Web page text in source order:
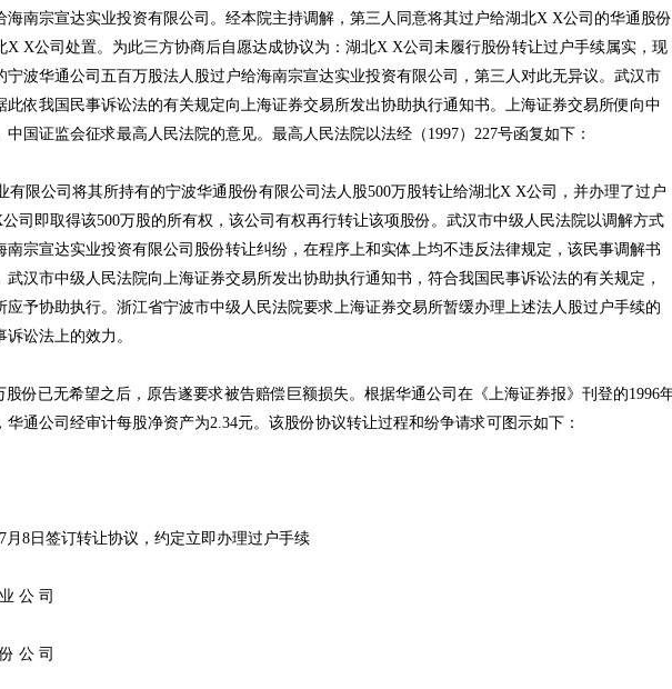
海南宗宣达实业投资有限公司。经本院主持调解，第三人同意将其过户给湖北X X公司的华通股份
X X公司处置。为此三方协商后自愿达成协议为：湖北X X公司未履行股份转让过户手续属实，现
宁波华通公司五百万股法人股过户给海南宗宣达实业投资有限公司，第三人对此无异议。武汉市
此依我国民事诉讼法的有关规定向上海证券交易所发出协助执行通知书。上海证券交易所便向中
中国证监会征求最高人民法院的意见。最高人民法院以法经（1997）227号函复如下：
限公司将其所持有的宁波华通股份有限公司法人股500万股转让给湖北X X公司，并办理了过户
司即取得该500万股的所有权，该公司有权再行转让该项股份。武汉市中级人民法院以调解方式
南宗宣达实业投资有限公司股份转让纠纷，在程序上和实体上均不违反法律规定，该民事调解书
武汉市中级人民法院向上海证券交易所发出协助执行通知书，符合我国民事诉讼法的有关规定，
应予协助执行。浙江省宁波市中级人民法院要求上海证券交易所暂缓办理上述法人股过户手续的
讼法上的效力。
份已无希望之后，原告遂要求被告赔偿巨额损失。根据华通公司在《上海证券报》刊登的1996
华通公司经审计每股净资产为2.34元。该股份协议转让过程和纷争请求可图示如下：
签订转让协议，约定立即办理过户手续
公 司
公 司